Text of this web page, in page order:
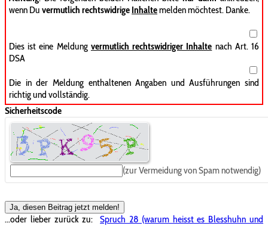
wenn Du vermutlich rechtswidrige Inhaltemelden möchtest. Danke.
Dies ist eine Meldung vermutlich rechtswidriger Inhalte nach Art. 16
DSA
Die in der Meldung enthaltenen Angaben und Ausführungen sind
richtig und vollständig.
Sicherheitscode
(zur Vermeidung von Spam notwendig)
Ja, diesen Beitrag jetzt melden!
...oder lieber zurück zu:
Spruch 28 (warum heisst es Blesshuhn und